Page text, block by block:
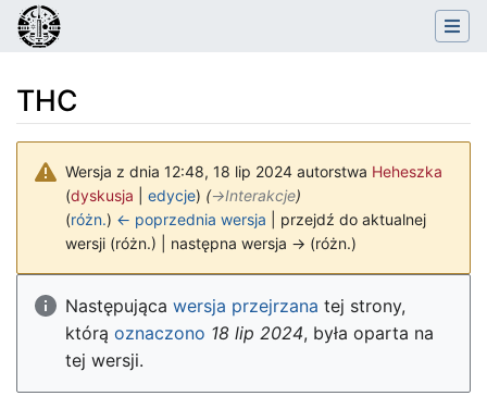
THC
Wersja z dnia 12:48, 18 lip 2024 autorstwa Heheszka
(dyskusja edycje) (→Interakcje)
(różn.) ← poprzednia wersja | przejdź do aktualnej
wersji (różn.) | następna wersja → (różn.)
Następująca wersja przejrzana tej strony,
którą oznaczono 18 lip 2024, była oparta na
tej wersji.